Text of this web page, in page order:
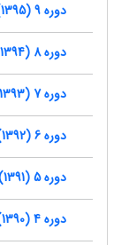
دوره 9 (1395)
دوره 8 (1394)
دوره 7 (1393)
دوره 6 (1392)
دوره 5 (1391)
دوره 4 (1390)